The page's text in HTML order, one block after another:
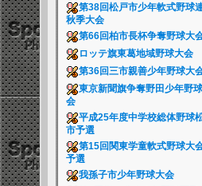
第38回松戸市少年軟式野球
秋季大会
第66回柏市長杯争奪野球大
ロッテ旗東葛地域野球大会
第36回三市親善少年野球大
東京新聞旗争奪野田少年野
会
平成25年度中学校総体野球
市予選
第15回関東学童軟式野球大
予選
我孫子市少年野球大会